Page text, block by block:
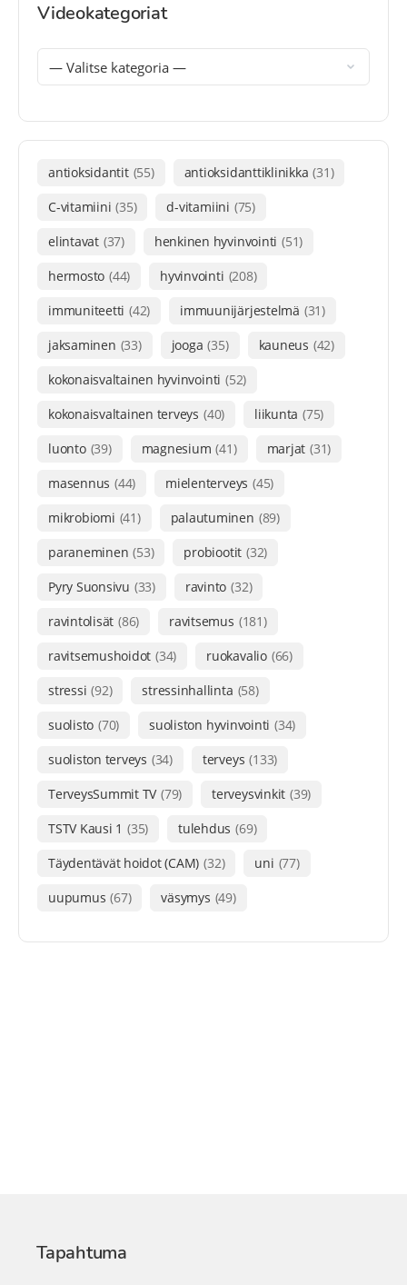
Videokategoriat
antioksidantit (55) antioksidanttiklinikka (31)
C-vitamiini (35) d-vitamiini (75)
elintavat (37) henkinen hyvinvointi (51)
hermosto (44) hyvinvointi (208)
immuniteetti (42) immuunijärjestelmä (31)
jaksaminen (33) jooga (35) kauneus (42)
kokonaisvaltainen hyvinvointi (52)
kokonaisvaltainen terveys (40) liikunta (75)
luonto (39) magnesium (41) marjat (31)
masennus (44) mielenterveys (45)
mikrobiomi (41) palautuminen (89)
paraneminen (53) probiootit (32)
Pyry Suonsivu (33) ravinto (32)
ravintolisät (86) ravitsemus (181)
ravitsemushoidot (34) ruokavalio (66)
stressi (92) stressinhallinta (58)
suolisto (70) suoliston hyvinvointi (34)
suoliston terveys (34) terveys (133)
TerveysSummit TV (79) terveysvinkit (39)
TSTV Kausi 1 (35) tulehdus (69)
Täydentävät hoidot (CAM) (32) uni (77)
uupumus (67) väsymys (49)
Tapahtuma